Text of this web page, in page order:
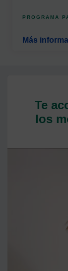
PROGRAMA
Más
Te
los